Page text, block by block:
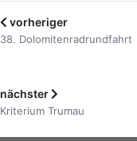
vorheriger
38. Dolomitenradrundfahrt
nächster
Kriterium Trumau